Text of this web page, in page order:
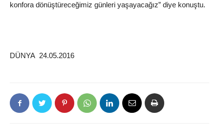
konfora dönüştüreceğimiz günleri yaşayacağız” diye konuştu.
DÜNYA 24.05.2016